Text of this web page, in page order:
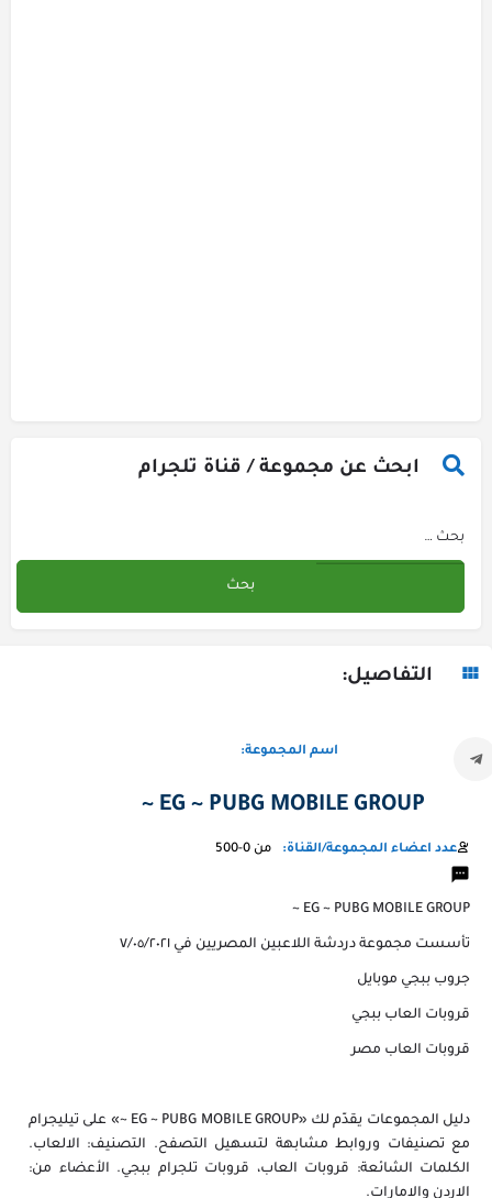
ابحث عن مجموعة / قناة تلجرام
التفاصيل:
اسم المجموعة:
EG ~ PUBG MOBILE GROUP ~
عدد اعضاء المجموعة/القناة: من 0-500
EG ~ PUBG MOBILE GROUP ~
تأسست مجموعة دردشة اللاعبين المصريين في ٧/٠٥/٢٠٢١
جروب ببجي موبايل
قروبات العاب ببجي
قروبات العاب مصر
دليل المجموعات يقدّم لك «EG ~ PUBG MOBILE GROUP ~» على تيليجرام
مع تصنيفات وروابط مشابهة لتسهيل التصفح. التصنيف: الالعاب.
الكلمات الشائعة: قروبات العاب، قروبات تلجرام ببجي. الأعضاء من:
الاردن والامارات.